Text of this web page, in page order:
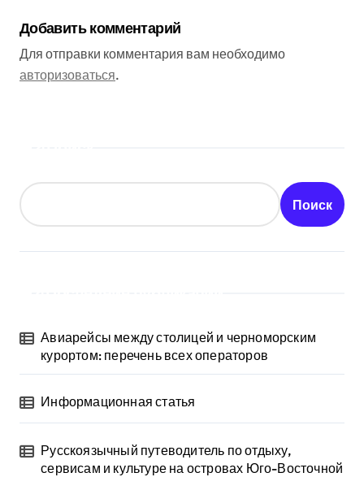
Добавить комментарий
Для отправки комментария вам необходимо
авторизоваться.
Поиск
Авиарейсы между столицей и черноморским
курортом: перечень всех операторов
Информационная статья
Русскоязычный путеводитель по отдыху,
сервисам и культуре на островах Юго-Восточной